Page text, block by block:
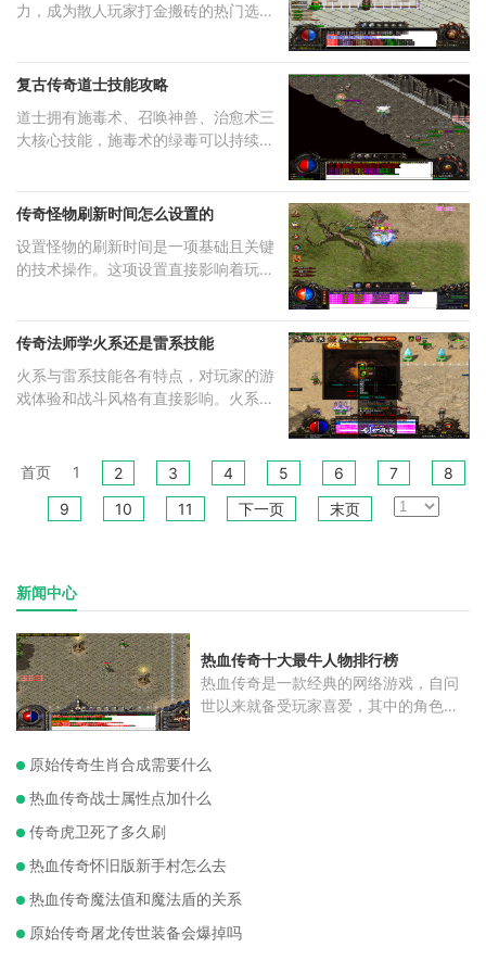
力，成为散人玩家打金搬砖的热门选
复古传奇道士技能攻略
道士拥有施毒术、召唤神兽、治愈术三
大核心技能，施毒术的绿毒可以持续削
传奇怪物刷新时间怎么设置的
设置怪物的刷新时间是一项基础且关键
的技术操作。这项设置直接影响着玩家
传奇法师学火系还是雷系技能
火系与雷系技能各有特点，对玩家的游
戏体验和战斗风格有直接影响。火系技
首页 1 2 3 4 5 6 7
8
9
10 11 下一页 末页
新闻中心
热血传奇十大最牛人物排行榜
热血传奇是一款经典的网络游戏，自问
世以来就备受玩家喜爱，其中的角色更
原始传奇生肖合成需要什么
热血传奇战士属性点加什么
传奇虎卫死了多久刷
热血传奇怀旧版新手村怎么去
热血传奇魔法值和魔法盾的关系
原始传奇屠龙传世装备会爆掉吗